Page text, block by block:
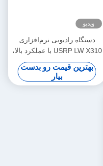
ویدیو
دستگاه رادیویی نرم‌افزاری
USRP LW X310 با عملکرد بالا،
سری USRP X، 2T2R RF DC-
6GHz، پهنای باند 160 مگاهرتز
بهترین قیمت رو بدست
بیار